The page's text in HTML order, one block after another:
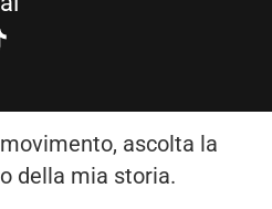
ascolta la
della mia storia.